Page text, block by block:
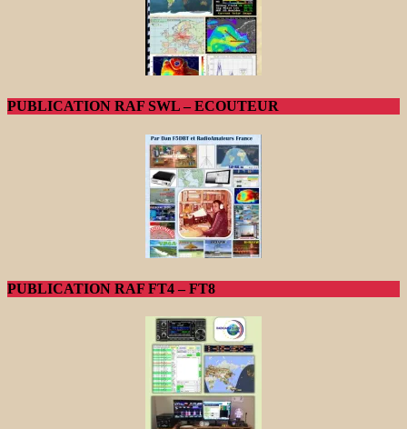
PUBLICATION RAF SWL – ECOUTEUR
PUBLICATION RAF FT4 – FT8